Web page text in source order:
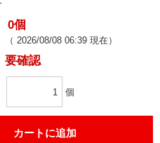
0個
（ 2026/08/08 06:39 現在）
要確認
個